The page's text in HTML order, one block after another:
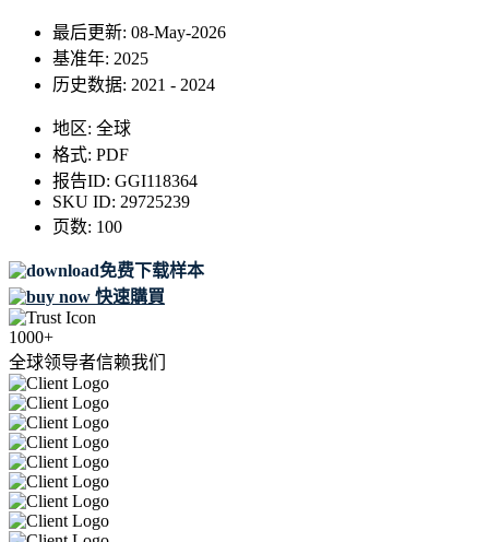
最后更新: 08-May-2026
基准年: 2025
历史数据: 2021 - 2024
地区: 全球
格式: PDF
报告ID: GGI118364
SKU ID: 29725239
页数: 100
免费下载样本
快速購買
1000+
全球领导者信赖我们